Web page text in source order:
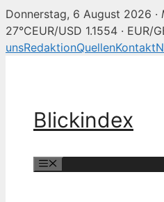
Donnerstag, 6 August 2026 ·
27°CEUR/USD 1.1554 · EUR/
unsRedaktionQuellenKontakt
Blickindex